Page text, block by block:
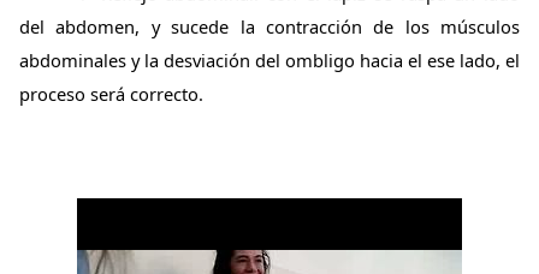
del abdomen, y sucede la contracción de los músculos
abdominales y la desviación del ombligo hacia el ese lado, el
proceso será correcto.